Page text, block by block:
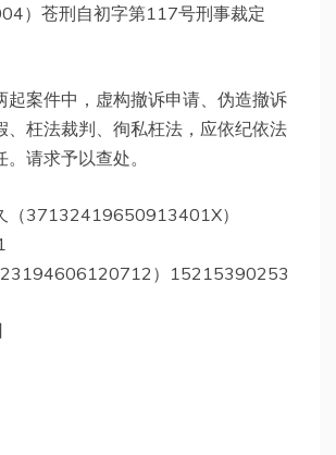
）苍刑自初字第117号刑事裁定
起案件中，虚构撤诉申请、伪造撤诉
、枉法裁判、徇私枉法，应依纪依法
请求予以查处。
（37132419650913401X）
）15215390253